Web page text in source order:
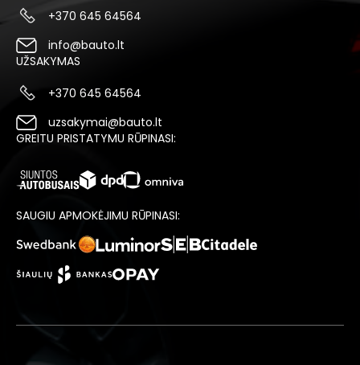
+370 645 64564
info@bauto.lt
UŽSAKYMAS
+370 645 64564
uzsakymai@bauto.lt
GREITU PRISTATYMU RŪPINASI:
SAUGIU APMOKĖJIMU RŪPINASI: